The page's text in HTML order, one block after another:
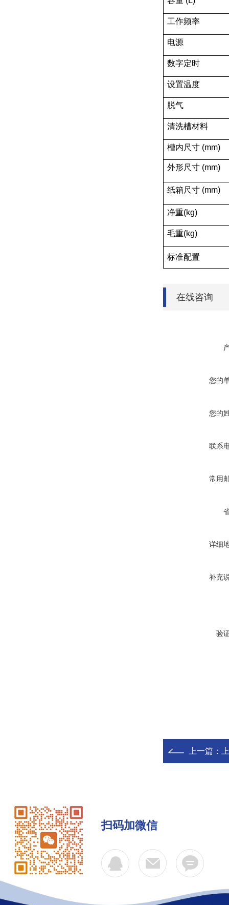
工作频率
电源
数字定时
设置温度
脱气
清洗槽材料
槽内尺寸 (mm)
外形尺寸 (mm)
纸箱尺寸 (mm)
净重(kg)
毛重(kg)
标准配置
在线咨询
您的
您的
联系
常用
详细
补充
验
上一篇：
扫码加微信